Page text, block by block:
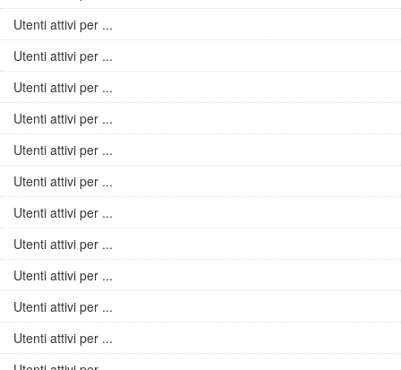
Utenti attivi per ...
Utenti attivi per ...
Utenti attivi per ...
Utenti attivi per ...
Utenti attivi per ...
Utenti attivi per ...
Utenti attivi per ...
Utenti attivi per ...
Utenti attivi per ...
Utenti attivi per ...
Utenti attivi per ...